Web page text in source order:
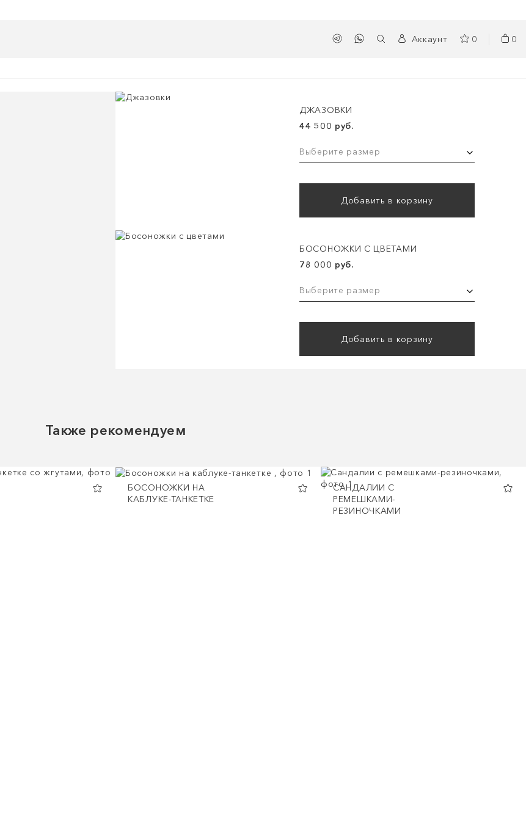
Аккаунт 0 0
ДЖАЗОВКИ
44 500 руб.
Выберите размер
Добавить в корзину
БОСОНОЖКИ С ЦВЕТАМИ
78 000 руб.
Выберите размер
Добавить в корзину
Также рекомендуем
БОСОНОЖКИ НА
КАБЛУКЕ-ТАНКЕТКЕ
САНДАЛИИ С
РЕМЕШКАМИ-
РЕЗИНОЧКАМИ